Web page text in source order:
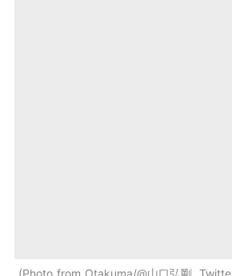
Photo from Otakuma/@山口弘剛,